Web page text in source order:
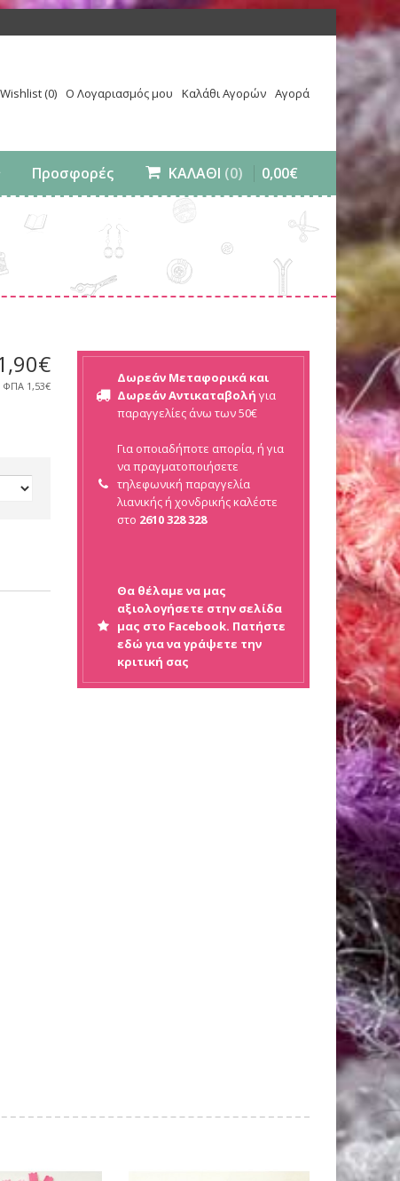
Wishlist (0) Ο Λογαριασμός μου Καλάθι Αγορών Αγορά
Προσφορές ΚΑΛΑΘΙ (0) 0,00€
,90€
ΦΠΑ 1,53€
Δωρεάν Μεταφορικά και
Δωρεάν Αντικαταβολή για
παραγγελίες άνω των 50€
Για οποιαδήποτε απορία, ή για
να πραγματοποιήσετε
τηλεφωνική παραγγελία
λιανικής ή χονδρικής καλέστε
στο 2610 328 328
Θα θέλαμε να μας
αξιολογήσετε στην σελίδα
μας στο Facebook. Πατήστε
εδώ για να γράψετε την
κριτική σας